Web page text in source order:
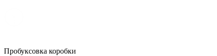
Пробуксовка коробки